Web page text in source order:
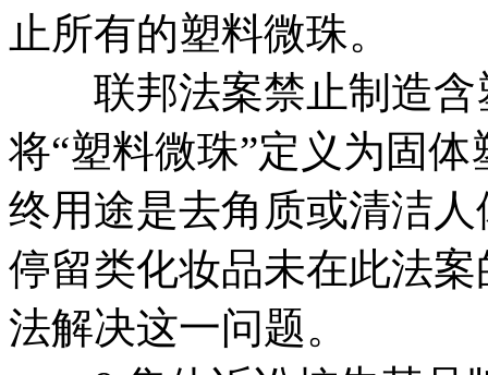
止所有的塑料微珠。
联邦法案禁止制造含
将“塑料微珠”定义为固
终用途是去角质或清洁
停留类化妆品未在此法
法解决这一问题。